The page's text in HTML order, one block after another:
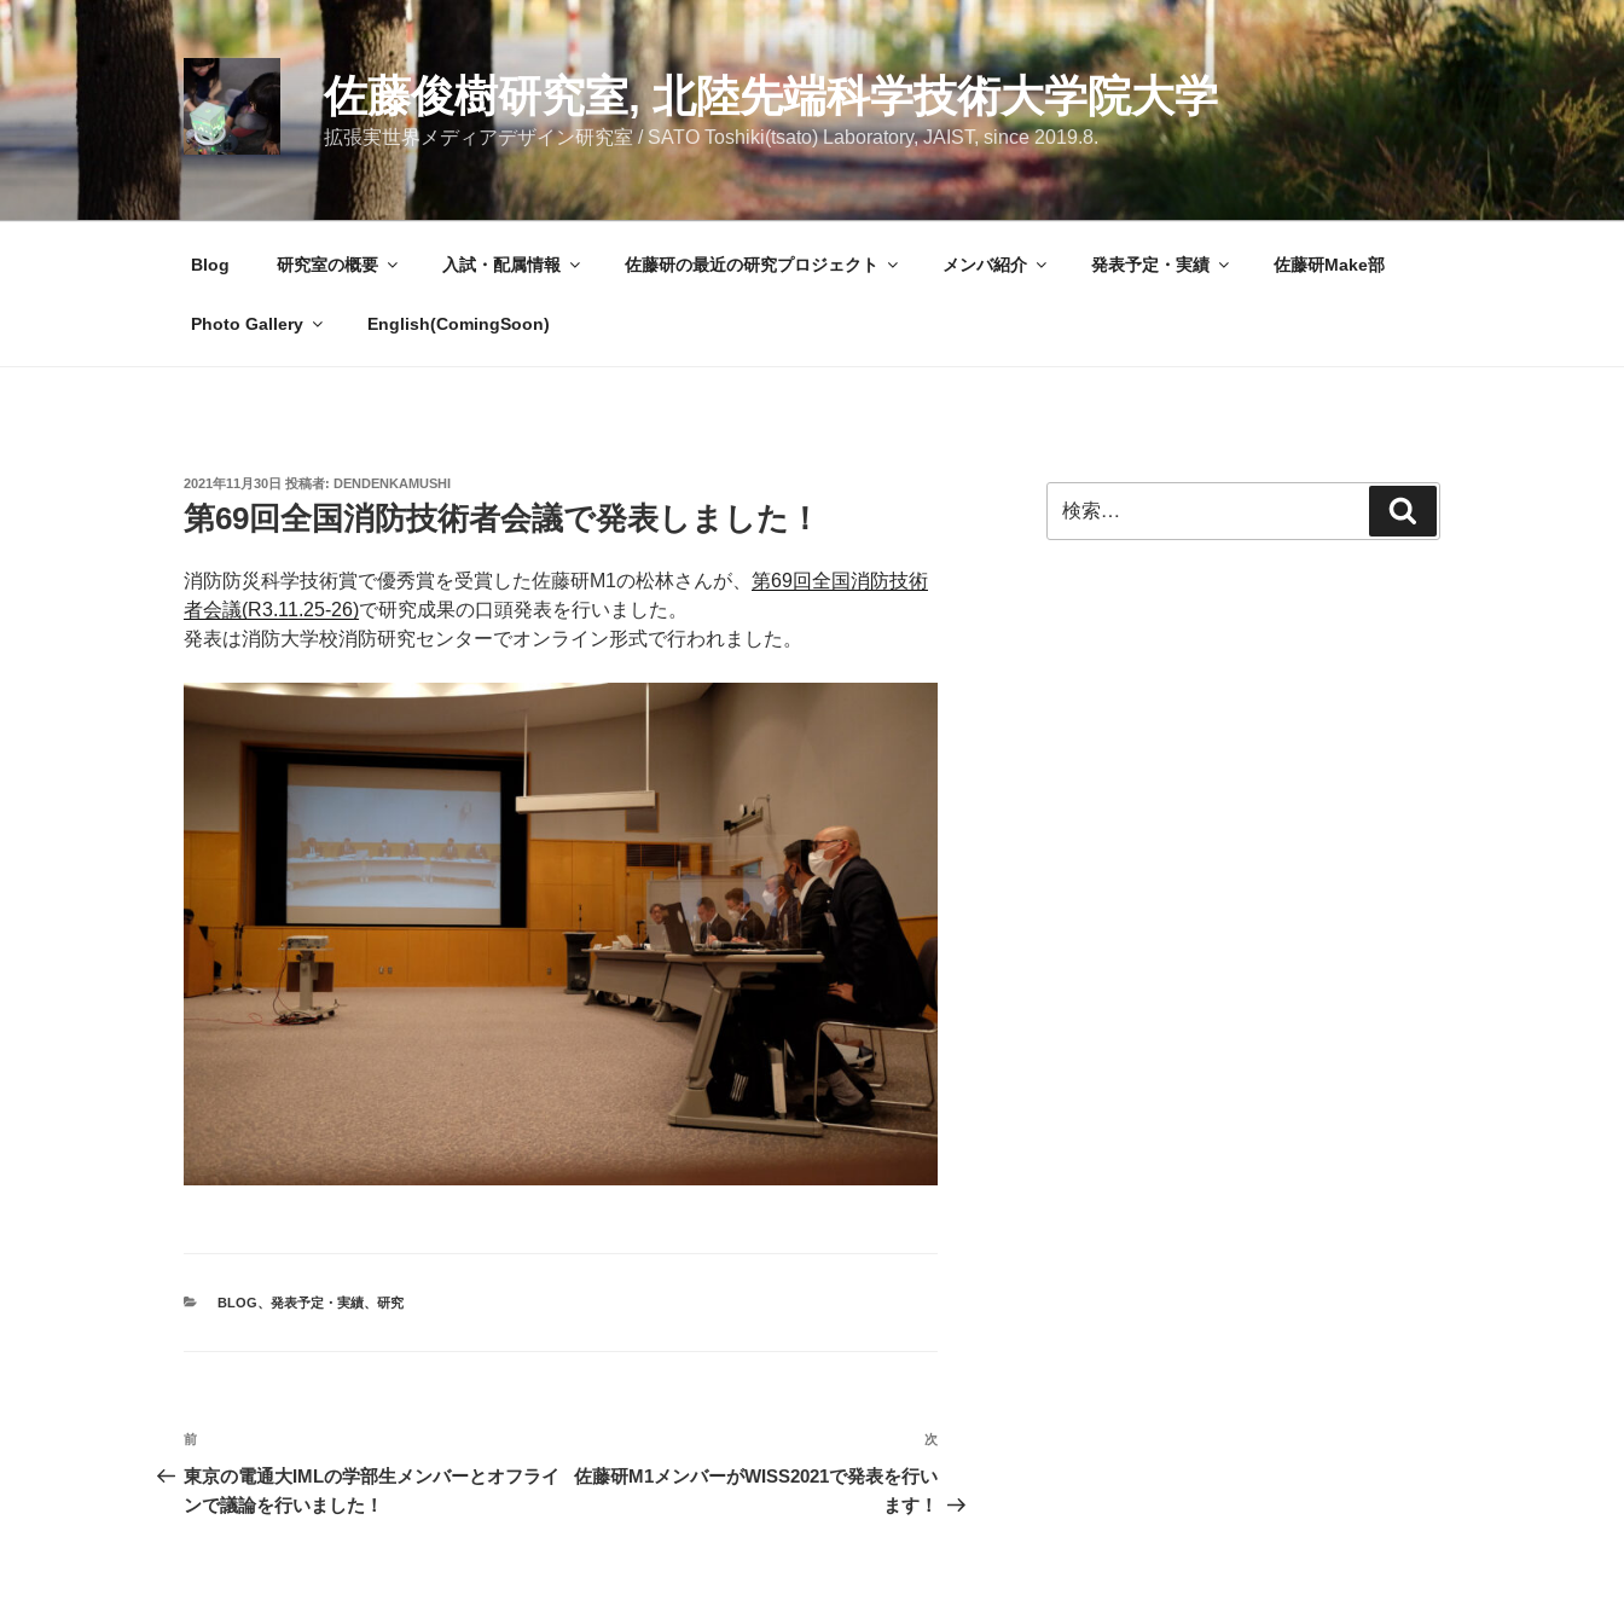
コ
ン
テ
ン
ツ
へ
キ
佐藤俊樹研究室, 北陸先端科学技術大学院大学
拡張実世界メディアデザイン研究室 / SATO Toshiki(tsato) Laboratory, JAIST, since 2019.8.
Blog 研究室の概要 入試・配属情報 佐藤研の最近の研究プロジェクト メンバ紹介 発表予定・実績 佐藤研Make部
Photo Gallery English(ComingSoon)
投
稿
日:
2021年11月30日 投稿者: DENDENKAMUSHI
第69回全国消防技術者会議で発表しました！
消防防災科学技術賞で優秀賞を受賞した佐藤研M1の松林さんが、 第69回全国消防技術
者会議(R3.11.25-26)で研究成果の口頭発表を行いました。
発表は消防大学校消防研究センターでオンライン形式で行われました。
カ
BLOG、 発表予定・実績、 研究
投
稿
ナ
前
の
投
前
東京の電通大IMLの学部生メンバーとオフライ
ンで議論を行いました！
次
投
次
佐藤研M1メンバーがWISS2021で発表を行い
ます！
索:
索